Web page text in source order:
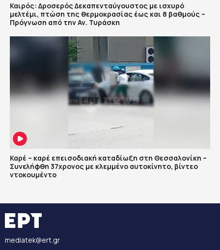
Καιρός: Δροσερός Δεκαπενταύγουστος με ισχυρό
μελτέμι, πτώση της θερμοκρασίας έως και 8 βαθμούς –
Πρόγνωση από την Αν. Τυράσκη
Καρέ – καρέ επεισοδιακή καταδίωξη στη Θεσσαλονίκη –
Συνελήφθη 37χρονος με κλεμμένο αυτοκίνητο, βίντεο
ντοκουμέντο
mediatek@ert.gr